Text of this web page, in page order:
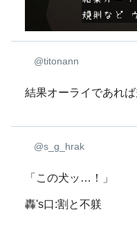
@titonann
結果オーライであれ
@s_g_hrak
「この犬ッ…！」
轟's口:割と不躾